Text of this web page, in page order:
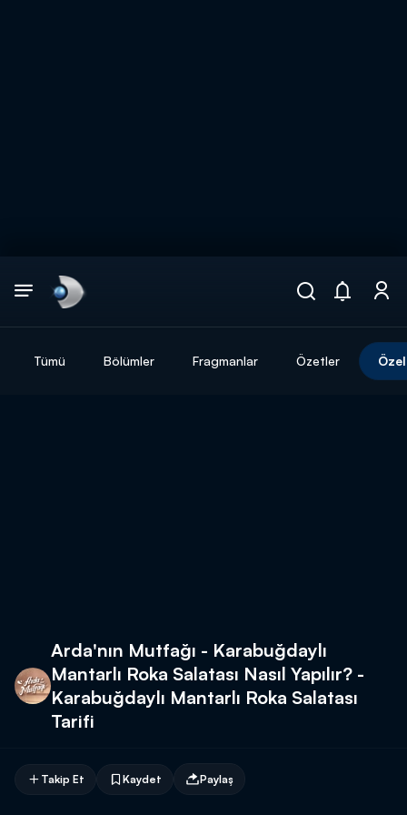
Tümü Bölümler Fragmanlar Özetler
Arda'nın Mutfağı - Karabuğdaylı
Mantarlı Roka Salatası Nasıl Yapılır? -
Karabuğdaylı Mantarlı Roka Salatası
Tarifi
Takip Et Kaydet Paylaş